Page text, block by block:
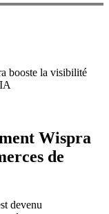
booste la visibilité
Wispra
de
devenu